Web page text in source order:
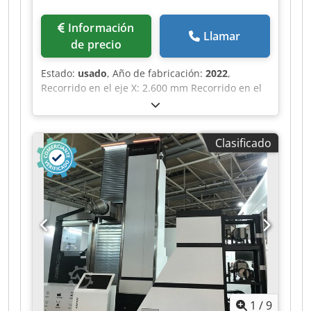
de precio
Llamar
Estado: usado, Año de fabricación: 2022,
Recorrido en el eje X: 2.600 mm Recorrido en el
eje Y: 1.100 mm Recorrido en el eje Z: 900 mm
Sistema de control: 840 D sl Celos Siemens
Rango de velocidad: husillo principal: 20 - 20.000
min/-1 Potencia del motor: husillo principal: 35
kW Par máximo: 120 Nm Cono de herramienta:
SK 40, DIN 69871 Inclinación: B: +/- 100 °
Superficie de sujeción de la mesa: 3.200 x 1.100
mm Carga máxima de la mesa: 4.000 kg Altura
máxima de la pieza: 972 mm Diámetro de la
mesa giratoria: 1.050 mm Eje C: 360 °
Credozqvmxepfx Aftsf Peso máximo de la pieza:
1.200 kg Número de posiciones para
herramientas: 120 Cono de herramienta: SK 40,
DIN 69871 Diámetro máximo de la herramienta:
80 mm Diámetro máximo de la herramienta con
Clasificado
1 /9